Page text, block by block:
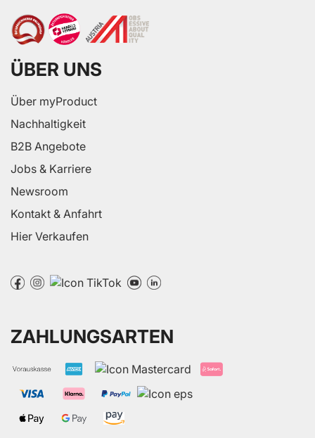
ÜBER UNS
Über myProduct
Nachhaltigkeit
B2B Angebote
Jobs & Karriere
Newsroom
Kontakt & Anfahrt
Hier Verkaufen
ZAHLUNGSARTEN